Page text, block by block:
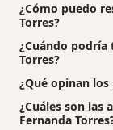
¿Cómo puedo
Torres?
¿Cuándo podría
Torres?
¿Qué opinan los
¿Cuáles son las
Fernanda